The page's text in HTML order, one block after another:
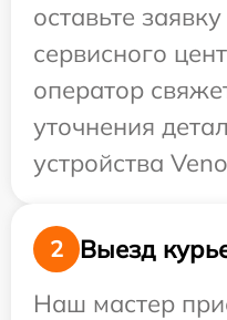
оставьте
сервисного
оператор
уточнения
устройства
2
Выезд
Наш мастер